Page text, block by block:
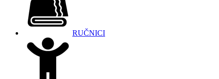
RUČNICI